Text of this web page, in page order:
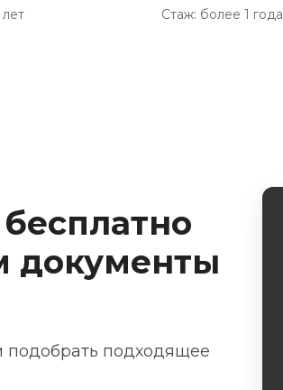
Стаж: более 1 года
документы
подходящее